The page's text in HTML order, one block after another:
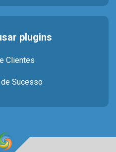
plugins
Clientes
Sucesso